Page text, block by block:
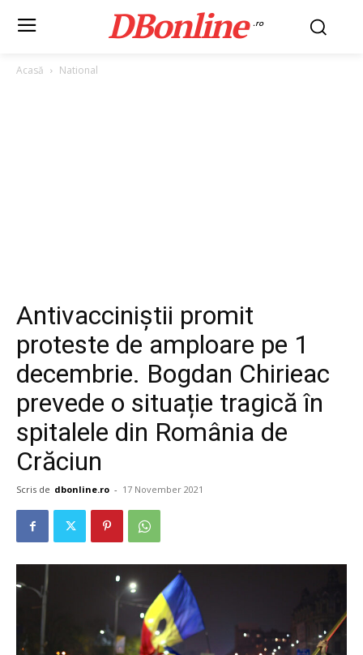
DBonline .ro
Acasă National
Antivacciniștii promit
proteste de amploare pe 1
decembrie. Bogdan Chirieac
prevede o situație tragică în
spitalele din România de
Crăciun
Scris de dbonline.ro - 17 November 2021